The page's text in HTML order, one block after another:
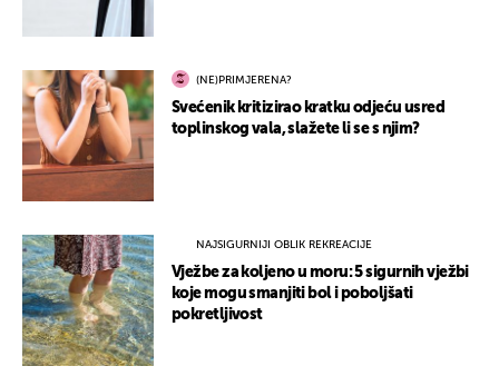
(NE)PRIMJERENA?
Svećenik kritizirao kratku odjeću usred
toplinskog vala, slažete li se s njim?
NAJSIGURNIJI OBLIK REKREACIJE
Vježbe za koljeno u moru: 5 sigurnih vježbi
koje mogu smanjiti bol i poboljšati
pokretljivost